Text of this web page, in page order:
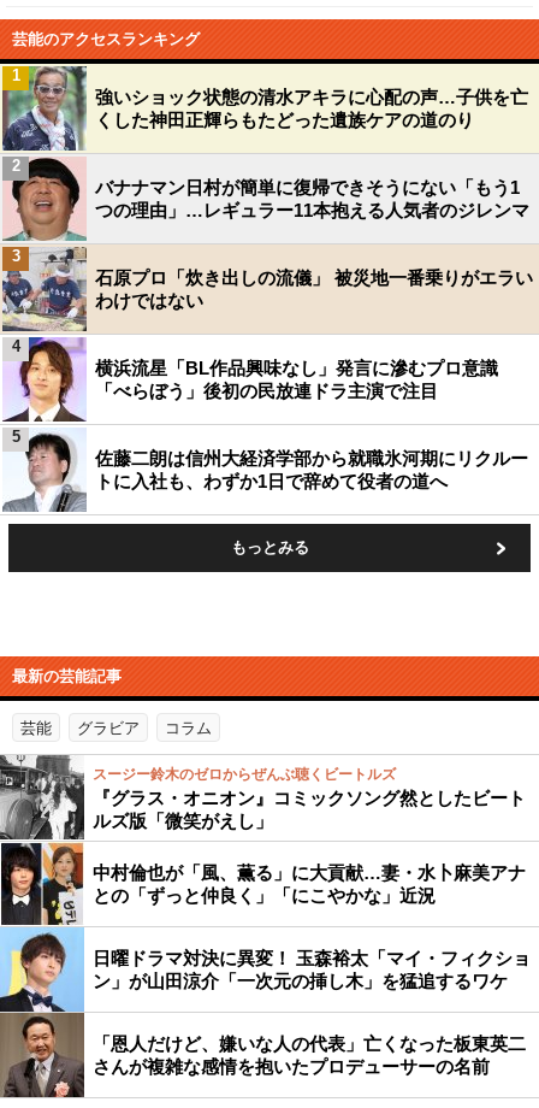
芸能のアクセスランキング
強いショック状態の清水アキラに心配の声…子供を亡
くした神田正輝らもたどった遺族ケアの道のり
1
バナナマン日村が簡単に復帰できそうにない「もう1
つの理由」…レギュラー11本抱える人気者のジレンマ
2
石原プロ「炊き出しの流儀」 被災地一番乗りがエラい
わけではない
3
横浜流星「BL作品興味なし」発言に滲むプロ意識
「べらぼう」後初の民放連ドラ主演で注目
4
佐藤二朗は信州大経済学部から就職氷河期にリクルー
トに入社も、わずか1日で辞めて役者の道へ
5
もっとみる
最新の芸能記事
芸能 グラビア コラム
スージー鈴木のゼロからぜんぶ聴くビートルズ
『グラス・オニオン』コミックソング然としたビート
ルズ版「微笑がえし」
中村倫也が「風、薫る」に大貢献…妻・水卜麻美アナ
との「ずっと仲良く」「にこやかな」近況
日曜ドラマ対決に異変！ 玉森裕太「マイ・フィクショ
ン」が山田涼介「一次元の挿し木」を猛追するワケ
「恩人だけど、嫌いな人の代表」亡くなった板東英二
さんが複雑な感情を抱いたプロデューサーの名前